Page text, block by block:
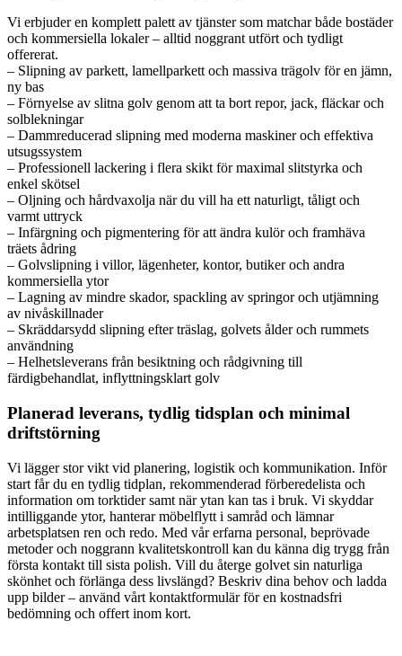
Vi erbjuder en komplett palett av tjänster som matchar både bostäder
och kommersiella lokaler – alltid noggrant utfört och tydligt
offererat.
– Slipning av parkett, lamellparkett och massiva trägolv för en jämn,
ny bas
– Förnyelse av slitna golv genom att ta bort repor, jack, fläckar och
solblekningar
– Dammreducerad slipning med moderna maskiner och effektiva
utsugssystem
– Professionell lackering i flera skikt för maximal slitstyrka och
enkel skötsel
– Oljning och hårdvaxolja när du vill ha ett naturligt, tåligt och
varmt uttryck
– Infärgning och pigmentering för att ändra kulör och framhäva
träets ådring
– Golvslipning i villor, lägenheter, kontor, butiker och andra
kommersiella ytor
– Lagning av mindre skador, spackling av springor och utjämning
av nivåskillnader
– Skräddarsydd slipning efter träslag, golvets ålder och rummets
användning
– Helhetsleverans från besiktning och rådgivning till
färdigbehandlat, inflyttningsklart golv
Planerad leverans, tydlig tidsplan och minimal
driftstörning
Vi lägger stor vikt vid planering, logistik och kommunikation. Inför
start får du en tydlig tidplan, rekommenderad förberedelista och
information om torktider samt när ytan kan tas i bruk. Vi skyddar
intilliggande ytor, hanterar möbelflytt i samråd och lämnar
arbetsplatsen ren och redo. Med vår erfarna personal, beprövade
metoder och noggrann kvalitetskontroll kan du känna dig trygg från
första kontakt till sista polish. Vill du återge golvet sin naturliga
skönhet och förlänga dess livslängd? Beskriv dina behov och ladda
upp bilder – använd vårt kontaktformulär för en kostnadsfri
bedömning och offert inom kort.